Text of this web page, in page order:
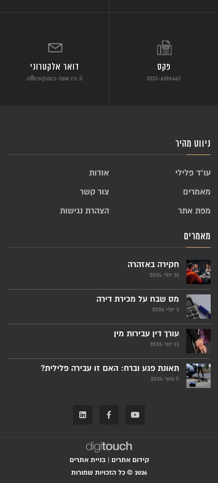
פקס
1533-6096467
דואר אלקטרוני
office@acs-law.co.il
ניווט מהיר
עו”ד פלילי
אודות
מאמרים
צור קשר
מפת אתר
הצהרת נגישות
מאמרים
חקירה באזהרה
31 יולי 2024
מס שבח על מכירת דירה
3 יולי 2024
עורך דין עבירות מין
13 יוני 2024
תאונת פגע וברח: האם זו עבירה פלילית?
5 מאי 2024
קידום אתרים |בניית אתרים
2026 © כל הזכויות שמורות